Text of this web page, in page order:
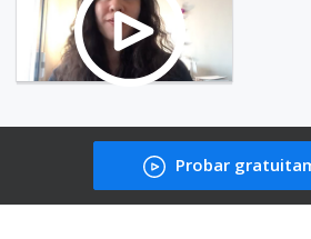
Probar